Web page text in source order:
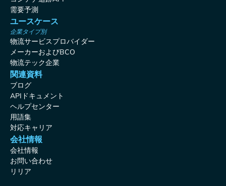
需要予測
ユースケース
企業タイプ別
物流サービスプロバイダー
メーカーおよびBCO
物流テック企業
関連資料
ブログ
APIドキュメント
ヘルプセンター
用語集
対応キャリア
会社情報
会社情報
お問い合わせ
リリア